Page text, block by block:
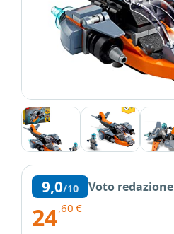
9,0/10 Voto redazione
24,60 €